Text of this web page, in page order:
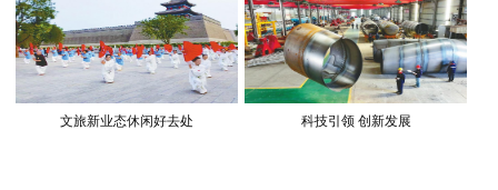
文旅新业态休闲好去处 科技引领 创新发展